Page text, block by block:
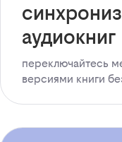
аудиокниг
переключайтесь
версиями книги